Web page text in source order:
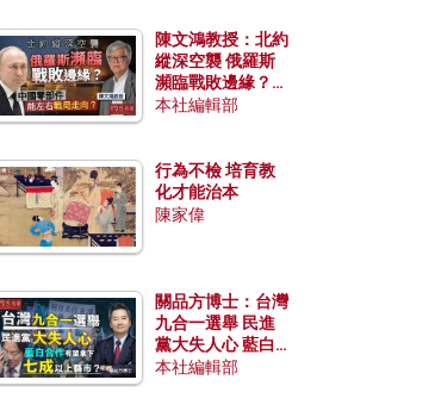
陳文鴻教授：北約
縱深空襲 俄羅斯
瀕臨戰敗邊緣？中
國零部件能左右戰
本社編輯部
行為不檢 培育教
化才能治本
陳家偉
關品方博士：台灣
九合一選舉 民進
黨大失人心 藍白
合作有望拿下七成
本社編輯部